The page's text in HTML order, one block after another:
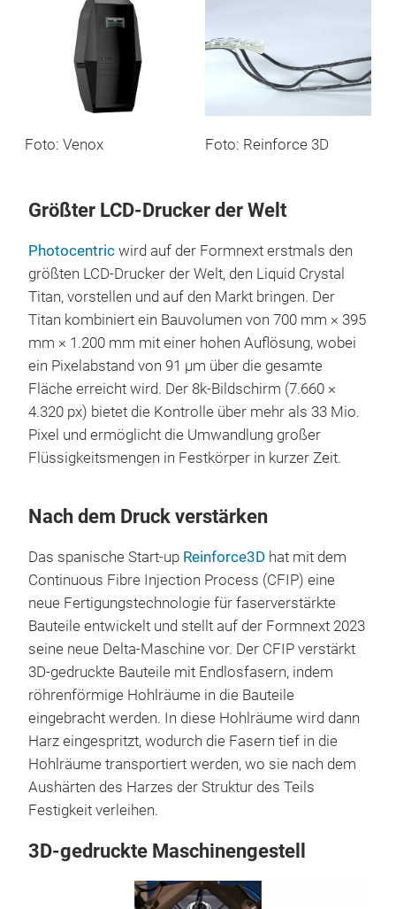
Foto: Venox Foto: Reinforce 3D
Größter LCD-Drucker der Welt
Photocentric wird auf der Formnext erstmals den
größten LCD-Drucker der Welt, den Liquid Crystal
Titan, vorstellen und auf den Markt bringen. Der
Titan kombiniert ein Bauvolumen von 700 mm × 395
mm × 1.200 mm mit einer hohen Auflösung, wobei
ein Pixelabstand von 91 µm über die gesamte
Fläche erreicht wird. Der 8k-Bildschirm (7.660 ×
4.320 px) bietet die Kontrolle über mehr als 33 Mio.
Pixel und ermöglicht die Umwandlung großer
Flüssigkeitsmengen in Festkörper in kurzer Zeit.
Nach dem Druck verstärken
Das spanische Start-up Reinforce3D hat mit dem
Continuous Fibre Injection Process (CFIP) eine
neue Fertigungstechnologie für faserverstärkte
Bauteile entwickelt und stellt auf der Formnext 2023
seine neue Delta-Maschine vor. Der CFIP verstärkt
3D-gedruckte Bauteile mit Endlosfasern, indem
röhrenförmige Hohlräume in die Bauteile
eingebracht werden. In diese Hohlräume wird dann
Harz eingespritzt, wodurch die Fasern tief in die
Hohlräume transportiert werden, wo sie nach dem
Aushärten des Harzes der Struktur des Teils
Festigkeit verleihen.
3D-gedruckte Maschinengestell